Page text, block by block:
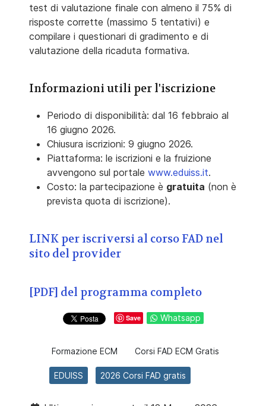
test di valutazione finale con almeno il 75% di
risposte corrette (massimo 5 tentativi) e
compilare i questionari di gradimento e di
valutazione della ricaduta formativa.
Informazioni utili per l'iscrizione
Periodo di disponibilità: dal 16 febbraio al
16 giugno 2026.
Chiusura iscrizioni: 9 giugno 2026.
Piattaforma: le iscrizioni e la fruizione
avvengono sul portale www.eduiss.it.
Costo: la partecipazione è gratuita (non è
prevista quota di iscrizione).
LINK per iscriversi al corso FAD nel
sito del provider
[PDF] del programma completo
Save Whatsapp
Formazione ECM Corsi FAD ECM Gratis
EDUISS 2026 Corsi FAD gratis